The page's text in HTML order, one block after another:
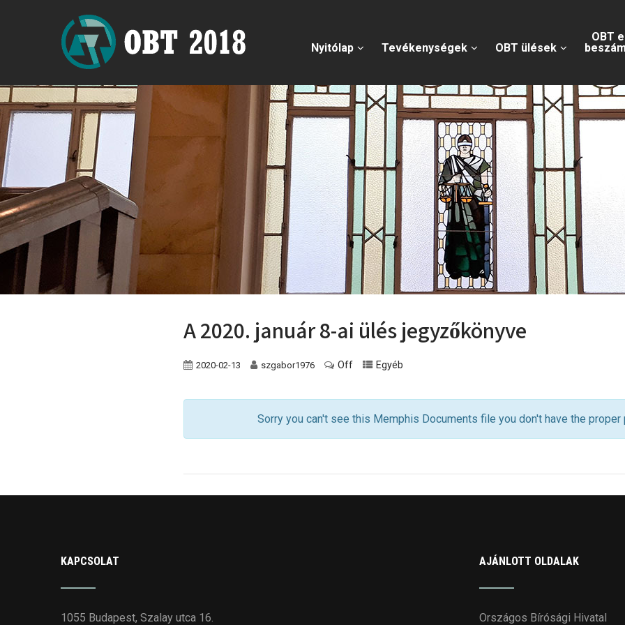
Nyitólap Tevékenységek OBT ülések
OBT
A 2020. január 8-ai ülés jegyzőkönyve
2020-02-13 szgabor1976 Off Egyéb
Sorry you can't see this Memphis Documents file you don't have the proper
KAPCSOLAT
1055 Budapest, Szalay utca 16.
AJÁNLOTT OLDALAK
Országos Bírósági Hivatal